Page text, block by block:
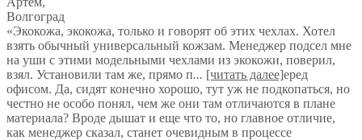
Волгоград
«Экокожа, экокожа, только и говорят об этих чехлах. Хотел
взять обычный универсальный кожзам. Менеджер подсел мне
на уши с этими модельными чехлами из экокожи, поверил,
взял. Установили там же, прямо п... [читать далее]еред
офисом. Да, сидят конечно хорошо, тут уж не подкопаться, но
честно не особо понял, чем же они там отличаются в плане
материала? Вроде дышат и еще что то, но главное отличие,
как менеджер сказал, станет очевидным в процессе